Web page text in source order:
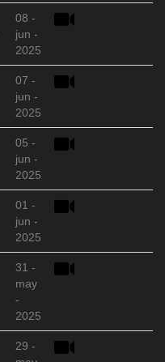
08 -
jun -
2025
07 -
jun -
2025
05 -
jun -
2025
01 -
jun -
2025
31 -
may
-
2025
29 -